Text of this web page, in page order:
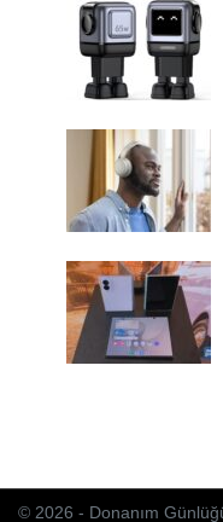
© 2026 - Donanım